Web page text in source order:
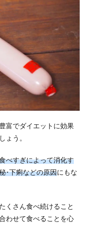
富でダイエットに効果
ょう。
べすぎによって消化す
･下痢などの原因にもな
くさん食べ続けること
わせて食べることを心